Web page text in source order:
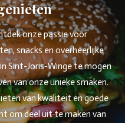
onze passie voor
snacks en overheerlijke
Sint-Joris-Winge te mogen
van onze unieke smaken.
van kwaliteit en goede
om deel uit te maken van